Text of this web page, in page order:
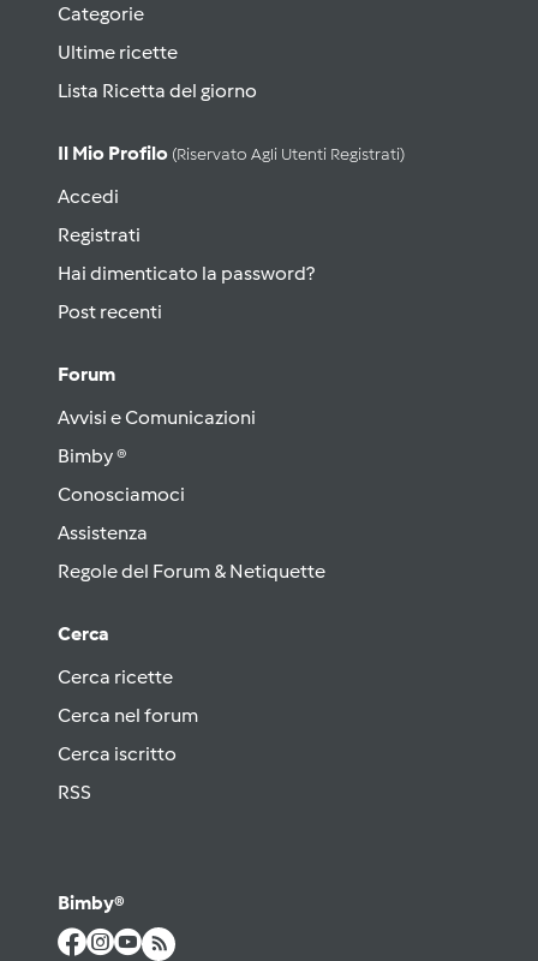
Categorie
Ultime ricette
Lista Ricetta del giorno
Il Mio Profilo (riservato Agli Utenti Registrati)
Accedi
Registrati
Hai dimenticato la password?
Post recenti
Forum
Avvisi e Comunicazioni
Bimby ®
Conosciamoci
Assistenza
Regole del Forum & Netiquette
Cerca
Cerca ricette
Cerca nel forum
Cerca iscritto
RSS
Bimby®